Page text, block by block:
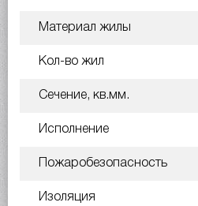
Материал жилы
Кол-во жил
Сечение, кв.мм.
Исполнение
Пожаробезопасность
Изоляция